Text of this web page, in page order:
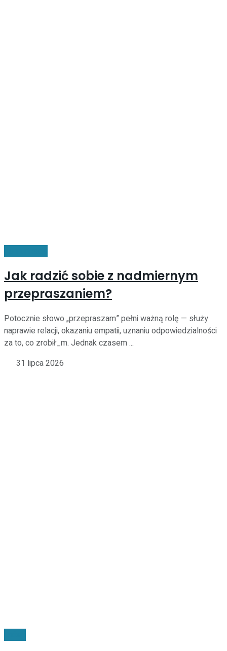
Jak radzić sobie z nadmiernym
przepraszaniem?
Potocznie słowo „przepraszam” pełni ważną rolę — służy
naprawie relacji, okazaniu empatii, uznaniu odpowiedzialności
za to, co zrobił_m. Jednak czasem ...
31 lipca 2026